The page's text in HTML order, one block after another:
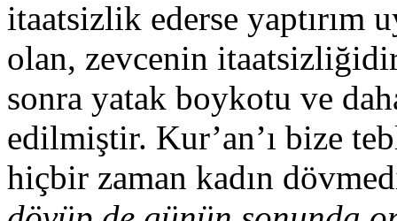
itaatsizlik ederse yaptırım
olan, zevcenin
sonra yatak boykotu ve
edilmiştir. Kur’an’ı bize
hiçbir zaman kadın